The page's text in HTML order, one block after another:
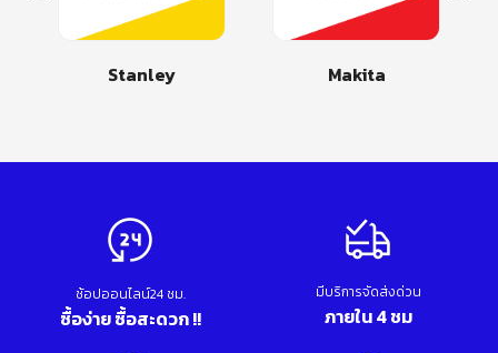
Makita Dremel
ช้อปออนไลน์24 ชม.
ซื้อง่าย ซื้อสะดวก !!
มีบริการจัดส่งด่วน
ภายใน 4 ชม